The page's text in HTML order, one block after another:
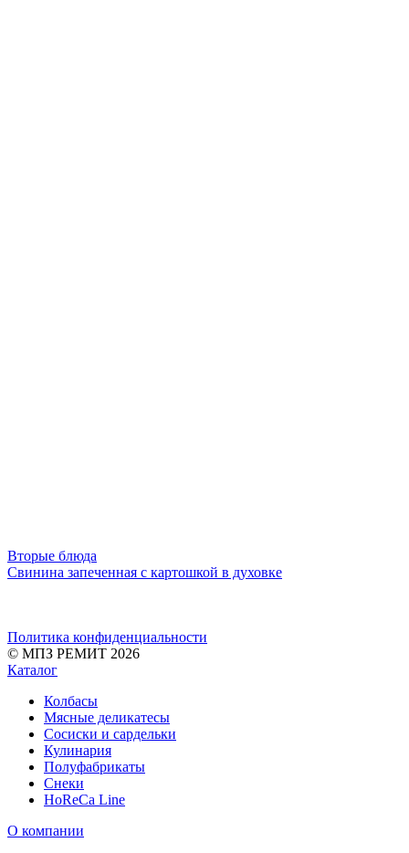
Вторые блюда
Свинина запеченная с картошкой в духовке
Политика конфиденциальности
© МПЗ РЕМИТ 2026
Каталог
Колбасы
Мясные деликатесы
Сосиски и сардельки
Кулинария
Полуфабрикаты
Снеки
HoReCa Line
О компании